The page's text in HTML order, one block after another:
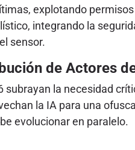
explotando
integrando la
sensor.
de Actores
subrayan la necesidad
la IA para una
evolucionar en paralelo.